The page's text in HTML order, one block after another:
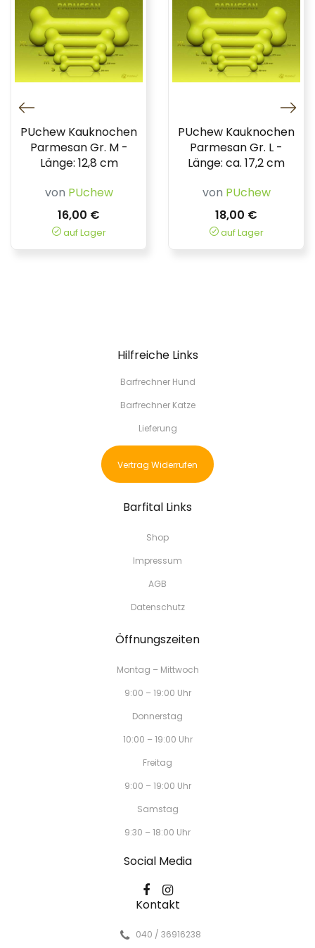
PUchew Kauknochen
Parmesan Gr. M -
Länge: 12,8 cm
von PUchew
16,00 €
auf Lager
PUchew Kauknochen
Parmesan Gr. L -
Länge: ca. 17,2 cm
von PUchew
18,00 €
auf Lager
Hilfreiche Links
Barfrechner Hund
Barfrechner Katze
Lieferung
Vertrag Widerrufen
Barfital Links
Shop
Impressum
AGB
Datenschutz
Öffnungszeiten
Montag – Mittwoch
9:00 – 19:00 Uhr
Donnerstag
10:00 – 19:00 Uhr
Freitag
9:00 – 19:00 Uhr
Samstag
9:30 – 18:00 Uhr
Social Media
Kontakt
040 / 36916238